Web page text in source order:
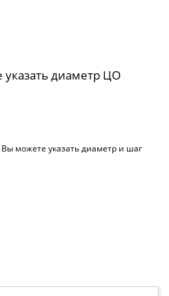
диаметр ЦО
Вы можете указать диаметр и шаг